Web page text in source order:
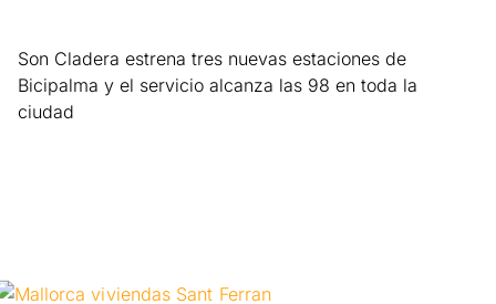
Son Cladera estrena tres nuevas estaciones de
Bicipalma y el servicio alcanza las 98 en toda la
ciudad